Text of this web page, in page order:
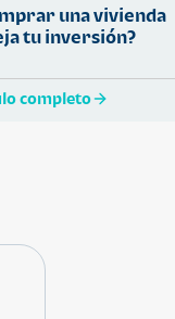
una vivienda
tu inversión?
completo